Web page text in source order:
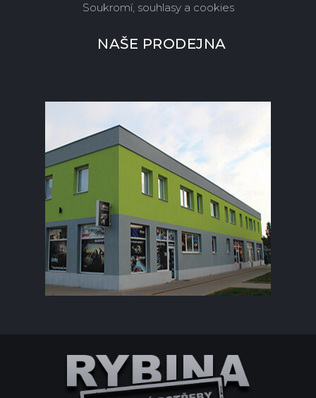
Soukromí, souhlasy a cookies
NAŠE PRODEJNA